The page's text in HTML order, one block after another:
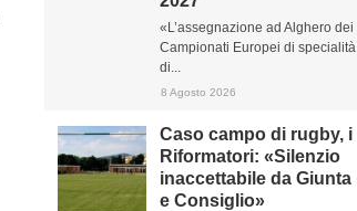
«L’assegnazione ad Alghero dei
Campionati Europei di specialità
di...
8 Agosto 2026
Caso campo di rugby, i
Riformatori: «Silenzio
inaccettabile da Giunta
e Consiglio»